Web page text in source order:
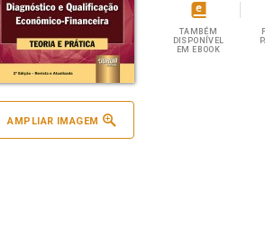
AMPLIAR IMAGEM
TAMBÉM
DISPONÍVEL
EM EBOOK